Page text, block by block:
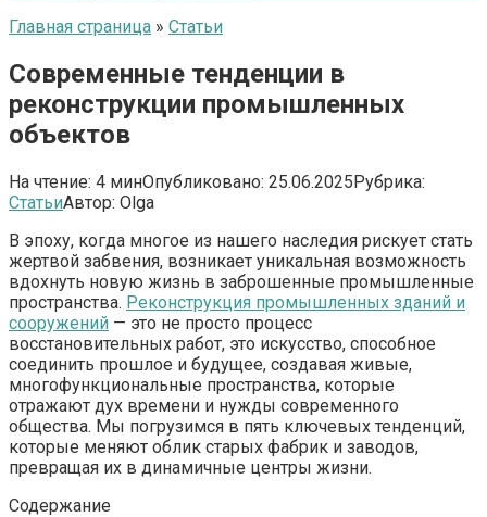
Главная страница » Статьи
Современные тенденции в
реконструкции промышленных
объектов
На чтение: 4 минОпубликовано: 25.06.2025Рубрика:
СтатьиАвтор: Olga
В эпоху, когда многое из нашего наследия рискует стать
жертвой забвения, возникает уникальная возможность
вдохнуть новую жизнь в заброшенные промышленные
пространства. Реконструкция промышленных зданий и
сооружений — это не просто процесс
восстановительных работ, это искусство, способное
соединить прошлое и будущее, создавая живые,
многофункциональные пространства, которые
отражают дух времени и нужды современного
общества. Мы погрузимся в пять ключевых тенденций,
которые меняют облик старых фабрик и заводов,
превращая их в динамичные центры жизни.
Содержание